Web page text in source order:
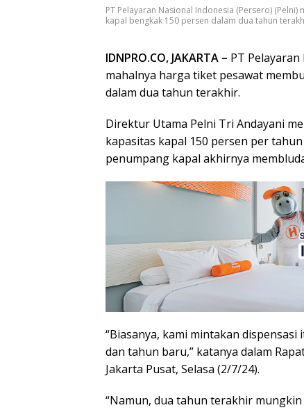
PT Pelayaran Nasional Indonesia (Persero)
kapal bengkak 150 persen dalam dua tahun
IDNPRO.CO, JAKARTA – PT
mahalnya harga tiket pesawat
dalam dua tahun terakhir.
Direktur Utama Pelni Tri Andayani
kapasitas kapal 150 persen per
penumpang kapal akhirnya
“Biasanya, kami mintakan
dan tahun baru,” katanya dalam
Jakarta Pusat, Selasa (2/7/24).
“Namun, dua tahun terakhir